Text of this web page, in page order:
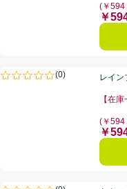
(￥594
価格
￥
レインブーツ ライトブルー
(0)
評価は0件のレビューで5点
レイン
【在
(￥594
価格
￥